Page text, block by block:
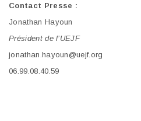
Contact Presse :
Jonathan Hayoun
Président de l’UEJF
jonathan.hayoun@uejf.org
06.99.08.40.59